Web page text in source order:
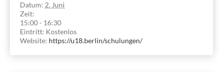
Datum: 2. Juni
Zeit:
15:00 - 16:30
Eintritt: Kostenlos
Website: https://u18.berlin/schulungen/